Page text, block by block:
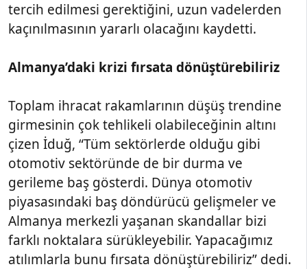
tercih edilmesi gerektiğini, uzun vadelerden
kaçınılmasının yararlı olacağını kaydetti.
Almanya’daki krizi fırsata dönüştürebiliriz
Toplam ihracat rakamlarının düşüş trendine
girmesinin çok tehlikeli olabileceğinin altını
çizen İduğ, “Tüm sektörlerde olduğu gibi
otomotiv sektöründe de bir durma ve
gerileme baş gösterdi. Dünya otomotiv
piyasasındaki baş döndürücü gelişmeler ve
Almanya merkezli yaşanan skandallar bizi
farklı noktalara sürükleyebilir. Yapacağımız
atılımlarla bunu fırsata dönüştürebiliriz” dedi.